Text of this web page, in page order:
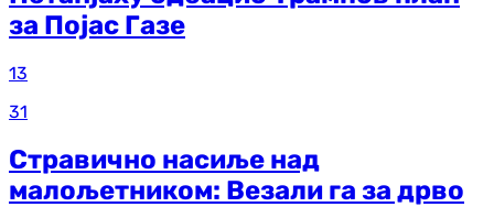
за Појас Газе
13
31
Стравично насиље над
малољетником: Везали га за дрво